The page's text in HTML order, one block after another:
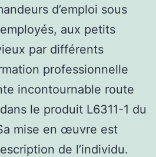
d’emploi sous
aux petits
par différents
professionnelle
incontournable route
le produit L6311-1 du
mise en œuvre est
de l’individu.